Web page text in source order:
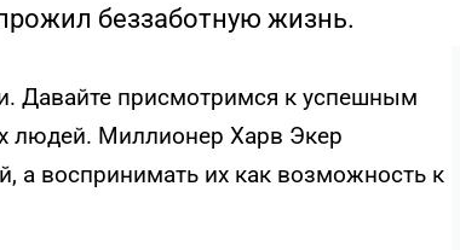
беззаботную жизнь.
Давайте присмотримся к успешным
людей. Миллионер Харв Экер
а воспринимать их как возможность к